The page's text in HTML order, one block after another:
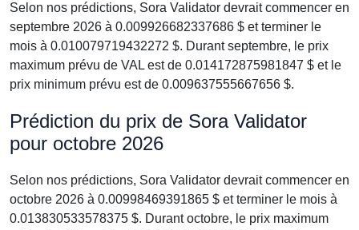
Selon nos prédictions, Sora Validator devrait commencer en
septembre 2026 à 0.009926682337686 $ et terminer le
mois à 0.010079719432272 $. Durant septembre, le prix
maximum prévu de VAL est de 0.014172875981847 $ et le
prix minimum prévu est de 0.009637555667656 $.
Prédiction du prix de Sora Validator
pour octobre 2026
Selon nos prédictions, Sora Validator devrait commencer en
octobre 2026 à 0.00998469391865 $ et terminer le mois à
0.013830533578375 $. Durant octobre, le prix maximum